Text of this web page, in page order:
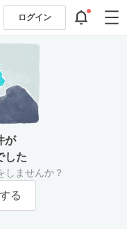
ログイン
が
した
しませんか？
る